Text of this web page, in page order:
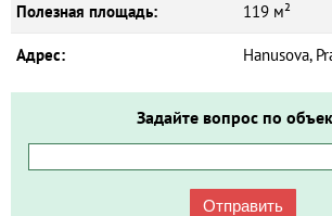
Полезная площадь: 119 м²
Адрес: Hanusova,
Задайте вопрос по
Отправить